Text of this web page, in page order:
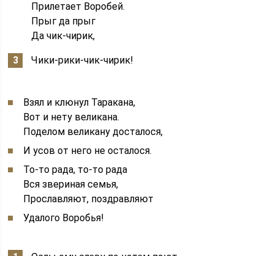
Прилетает Воробей.
Прыг да прыг
Да чик-чирик,
Чики-рики-чик-чирик!
Взял и клюнул Таракана,
Вот и нету великана.
Поделом великану досталося,
И усов от него не осталося.
То-то рада, то-то рада
Вся звериная семья,
Прославляют, поздравляют
Удалого Воробья!